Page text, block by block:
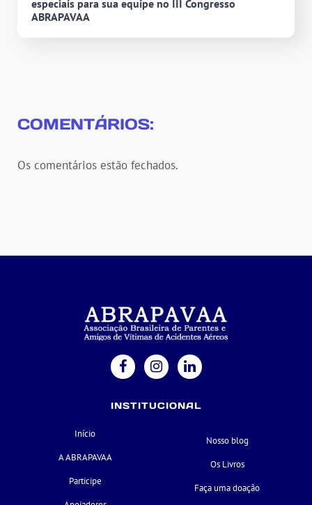
especiais para sua equipe no III Congresso
ABRAPAVAA
COMENTÁRIOS:
Os comentários estão fechados.
INSTITUCIONAL
Início
A ABRAPAVAA
Participe
Nosso blog
Os Livros
Faça uma doação